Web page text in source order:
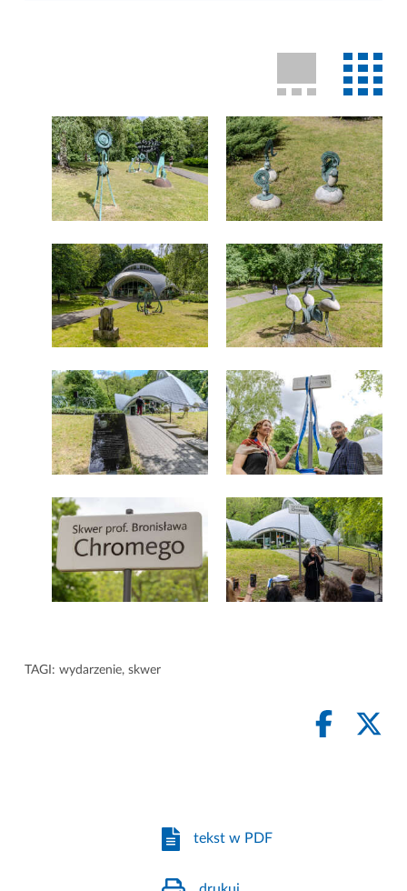
TAGI: wydarzenie, skwer
tekst w PDF